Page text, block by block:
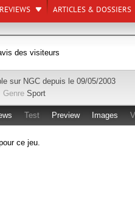
ARTICLES & DOSSIERS
des visiteurs
sur NGC depuis le 09/05/2003
Genre Sport
Test Preview Images
ce jeu.